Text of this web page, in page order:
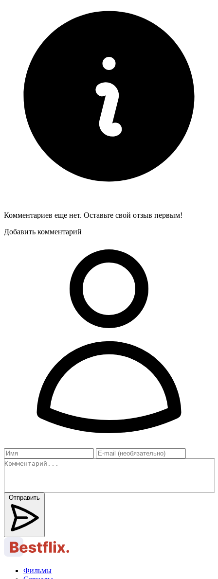
Комментариев еще нет. Оставьте свой отзыв первым!
Добавить комментарий
Отправить
Фильмы